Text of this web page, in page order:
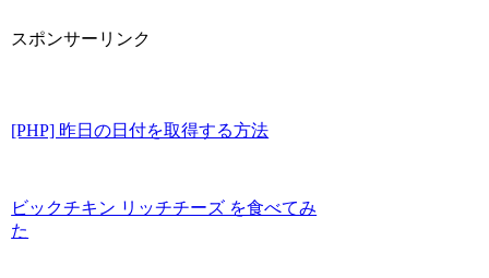
スポンサーリンク
[PHP] 昨日の日付を取得する方法
ビックチキン リッチチーズ を食べてみ
た